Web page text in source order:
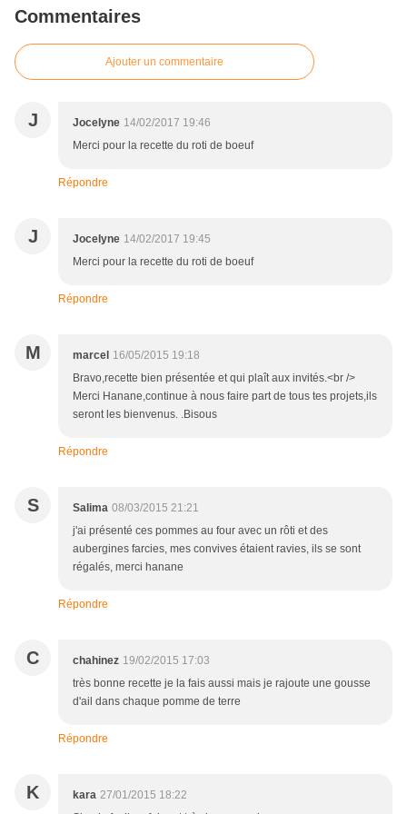
Commentaires
Ajouter un commentaire
J Jocelyne 14/02/2017 19:46
Merci pour la recette du roti de boeuf
Répondre
J Jocelyne 14/02/2017 19:45
Merci pour la recette du roti de boeuf
Répondre
M marcel 16/05/2015 19:18
Bravo,recette bien présentée et qui plaît aux invités.<br />
Merci Hanane,continue à nous faire part de tous tes projets,ils
seront les bienvenus. .Bisous
Répondre
S Salima 08/03/2015 21:21
j'ai présenté ces pommes au four avec un rôti et des
aubergines farcies, mes convives étaient ravies, ils se sont
régalés, merci hanane
Répondre
C chahinez 19/02/2015 17:03
très bonne recette je la fais aussi mais je rajoute une gousse
d'ail dans chaque pomme de terre
Répondre
K kara 27/01/2015 18:22